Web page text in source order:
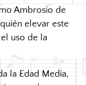
Ambrosio de
elevar este
uso de la
la Edad Media,